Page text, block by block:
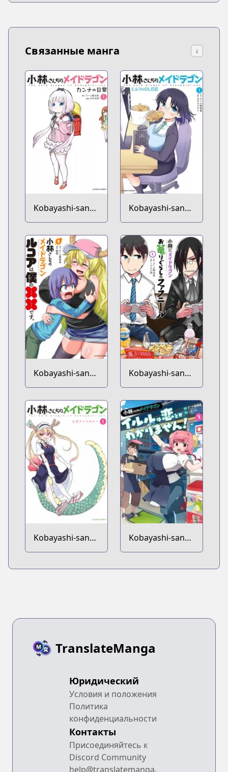
Связанные манга ↓
Kobayashi-san
Chi no Maid
Dragon: Kanna
no Nichijou
Kobayashi-san
Chi no Maid
Dragon: Elma no
OL Nikki
Kobayashi-san
Chi no Maid
Dragon: Lucoa
wa Boku no xx
desu
Kobayashi-san
Chi no Maid
Dragon:
Okomorigurashi
no Fafnir
Kobayashi-san
Chi no Maid
Kobayashi-san
Chi no Maid
TranslateManga
Юридический
Условия и положения
Политика
конфиденциальности
Контакты
Присоединяйтесь к
Discord Community
help@translatemanga.